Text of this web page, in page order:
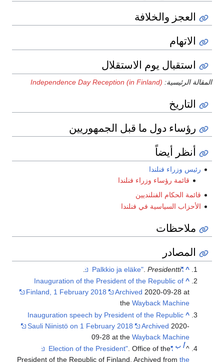
العجز والخلافة
الاتهام
استقبال يوم الاستقلال
المقالة الرئيسية: Independence Day Reception (in Finland)
التاريخ
رؤساء دول ما قبل الجمهوريين
أنظر أيضاً
رئيس وزراء فنلندا
قائمة رؤساء وزراء فنلندا
قائمة الحكام الفنلنديين
الأحزاب السياسية في فنلندا
ملاحظات
المصادر
^
"Palkkio ja eläke"
.Presidentti
.
^
Inauguration of the President of the Republic of
Finland, 1 February 2018
Archived 2020-09-28 at
theWayback Machine
^
Inauguration speech by President of the Republic
Sauli Niinistö on 1 February 2018
Archived 2020-
09-28 at theWayback Machine
^أ ب "Election of the President"
. Office of the
President of the Republic of Finland. Archived fromthe